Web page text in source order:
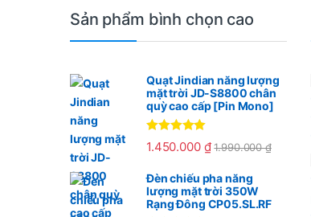
Sản phẩm bình chọn cao
Quạt Jindian năng lượng
mặt trời JD-S8800 chân
quỳ cao cấp [Pin Mono]
Được xếp
hạng5.005
1.450.000 ₫ 1.990.000₫
Đèn chiếu pha năng
lượng mặt trời 350W
Rạng Đông CP05.SL.RF